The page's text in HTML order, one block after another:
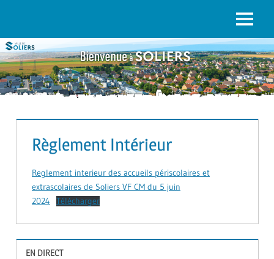
Menu
Règlement Intérieur
Reglement interieur des accueils périscolaires et
extrascolaires de Soliers VF CM du 5 juin
2024
Télécharger
EN DIRECT